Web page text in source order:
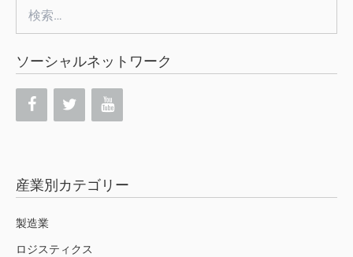
索:
ソーシャルネットワーク
産業別カテゴリー
製造業
ロジスティクス